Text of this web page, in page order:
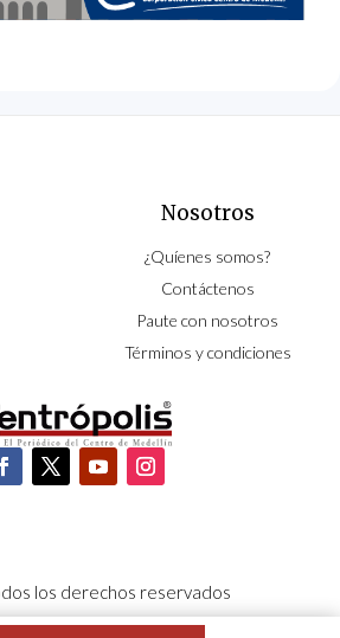
Nosotros
¿Quíenes somos?
Contáctenos
Paute con nosotros
Términos y condiciones
los derechos reservados
| Hecho con pasión porNeoCiclo